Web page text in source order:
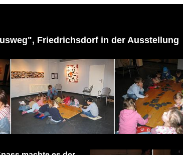
Friedrichsdorf in der Ausstellung